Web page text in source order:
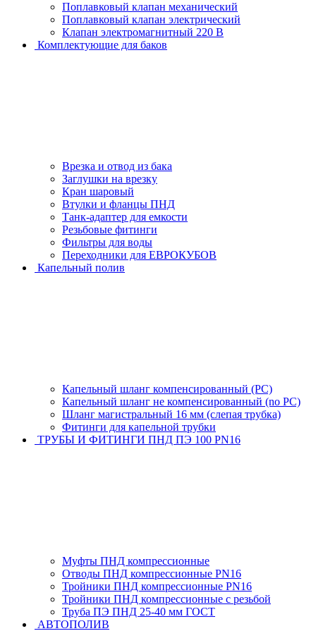
Поплавковый клапан механический
Поплавковый клапан электрический
Клапан электромагнитный 220 В
Комплектующие для баков
Врезка и отвод из бака
Заглушки на врезку
Кран шаровый
Втулки и фланцы ПНД
Танк-адаптер для емкости
Резьбовые фитинги
Фильтры для воды
Переходники для ЕВРОКУБОВ
Капельный полив
Капельный шланг компенсированный (PC)
Капельный шланг не компенсированный (no PC)
Шланг магистральный 16 мм (слепая трубка)
Фитинги для капельной трубки
ТРУБЫ И ФИТИНГИ ПНД ПЭ 100 PN16
Муфты ПНД компрессионные
Отводы ПНД компрессионные PN16
Тройники ПНД компрессионные PN16
Тройники ПНД компрессионные с резьбой
Труба ПЭ ПНД 25-40 мм ГОСТ
АВТОПОЛИВ